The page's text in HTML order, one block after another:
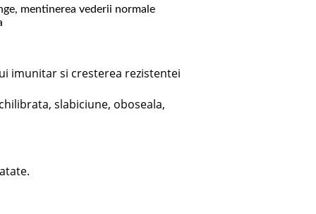
mentinerea vederii normale
imunitar si cresterea rezistentei
slabiciune, oboseala,